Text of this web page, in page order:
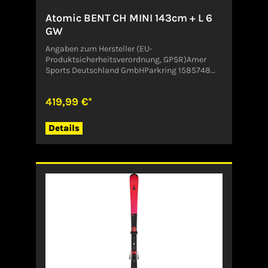
Atomic BENT CH MINI 143cm + L 6
GW
Angaben zum Hersteller (EU-
Produktsicherheitsverordnung, GPSR)Amer
Sports Deutschland GmbHParkring 1585748
419,99 €*
Details